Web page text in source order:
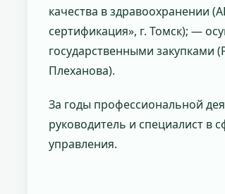
качества в здравоохранении
сертификация», г. Томск); —
государственными закупками
Плеханова).
За годы профессиональной
руководитель и специалист в
управления.